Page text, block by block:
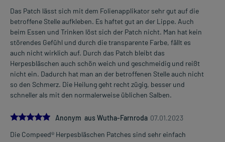
Das Patch lässt sich mit dem Folienapplikator sehr gut auf die
betroffene Stelle aufkleben. Es haftet gut an der Lippe. Auch
beim Essen und Trinken löst sich der Patch nicht. Man hat kein
störendes Gefühl und durch die transparente Farbe, fällt es
auch nicht wirklich auf. Durch das Patch bleibt das
Herpesbläschen auch schön weich und geschmeidig und reißt
nicht ein. Dadurch hat man an der betroffenen Stelle auch nicht
so den Schmerz. Die Heilung geht recht zügig, besser und
schneller als mit den normalerweise üblichen Salben.
5.0Anonym aus Wutha-Farnroda 07.01.2023
Die Compeed® Herpesbläschen Patches sind sehr einfach